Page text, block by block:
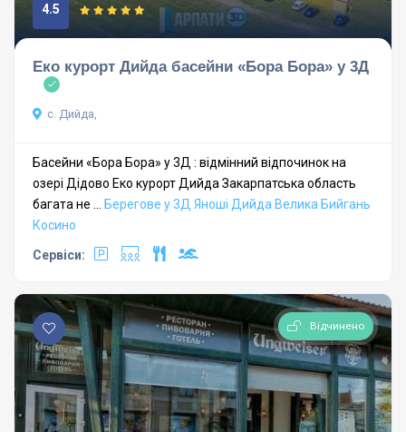
4.5
Еко курорт Дийда басейни «Бора Бора» у 3Д
с. Дийда,
Басейни «Бора Бора» у 3Д : відмінний відпочинок на
озері Дідово Еко курорт Дийда Закарпатська область
багата не ...
Берегове у 3Д Яноші Дийда Велика Бийгань
Косино
Сервіси:
Відчинено